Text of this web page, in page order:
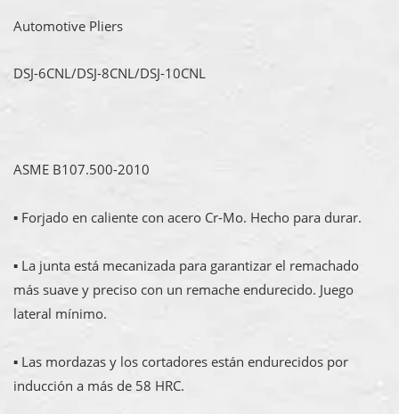
Automotive Pliers
DSJ-6CNL/DSJ-8CNL/DSJ-10CNL
ASME B107.500-2010
▪ Forjado en caliente con acero Cr-Mo. Hecho para durar.
▪ La junta está mecanizada para garantizar el remachado
más suave y preciso con un remache endurecido. Juego
lateral mínimo.
▪ Las mordazas y los cortadores están endurecidos por
inducción a más de 58 HRC.